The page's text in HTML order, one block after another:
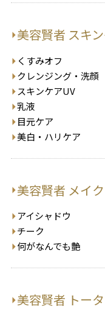
美容賢者 スキ
くすみオフ
クレンジング・洗顔
スキンケアUV
乳液
目元ケア
美白・ハリケア
美容賢者 メイ
アイシャドウ
チーク
何がなんでも艶
美容賢者 トー